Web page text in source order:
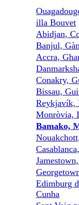
illa Bouvet
Abidjan,
Banjul,
Accra,
Conakry,
Bissau,
Reykjavík,
Monròvia,
Bamako,
Edimburg
Cunha